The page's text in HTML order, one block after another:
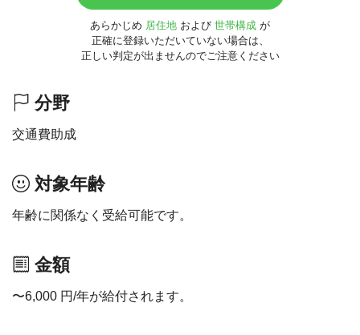
あらかじめ 居住地 および 世帯構成 が
正確に登録いただいていない場合は、
正しい判定が出ませんのでご注意ください
分野
交通費助成
対象年齢
年齢に関係なく受給可能です。
金額
〜6,000 円/年が給付されます。